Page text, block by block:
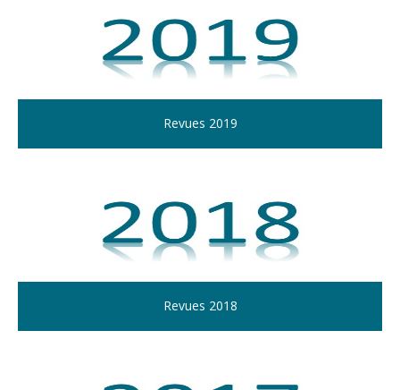
Revues 2019
Revues 2018